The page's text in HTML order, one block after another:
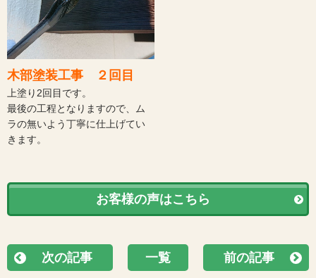
木部塗装工事 ２回目
上塗り2回目です。
最後の工程となりますので、ム
ラの無いよう丁寧に仕上げてい
お客様の声はこちら
次の記事 一覧 前の記事